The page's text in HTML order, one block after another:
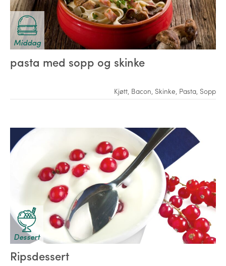
Middag
pasta med sopp og skinke
Kjøtt, Bacon, Skinke, Pasta, Sopp
Dessert
Ripsdessert